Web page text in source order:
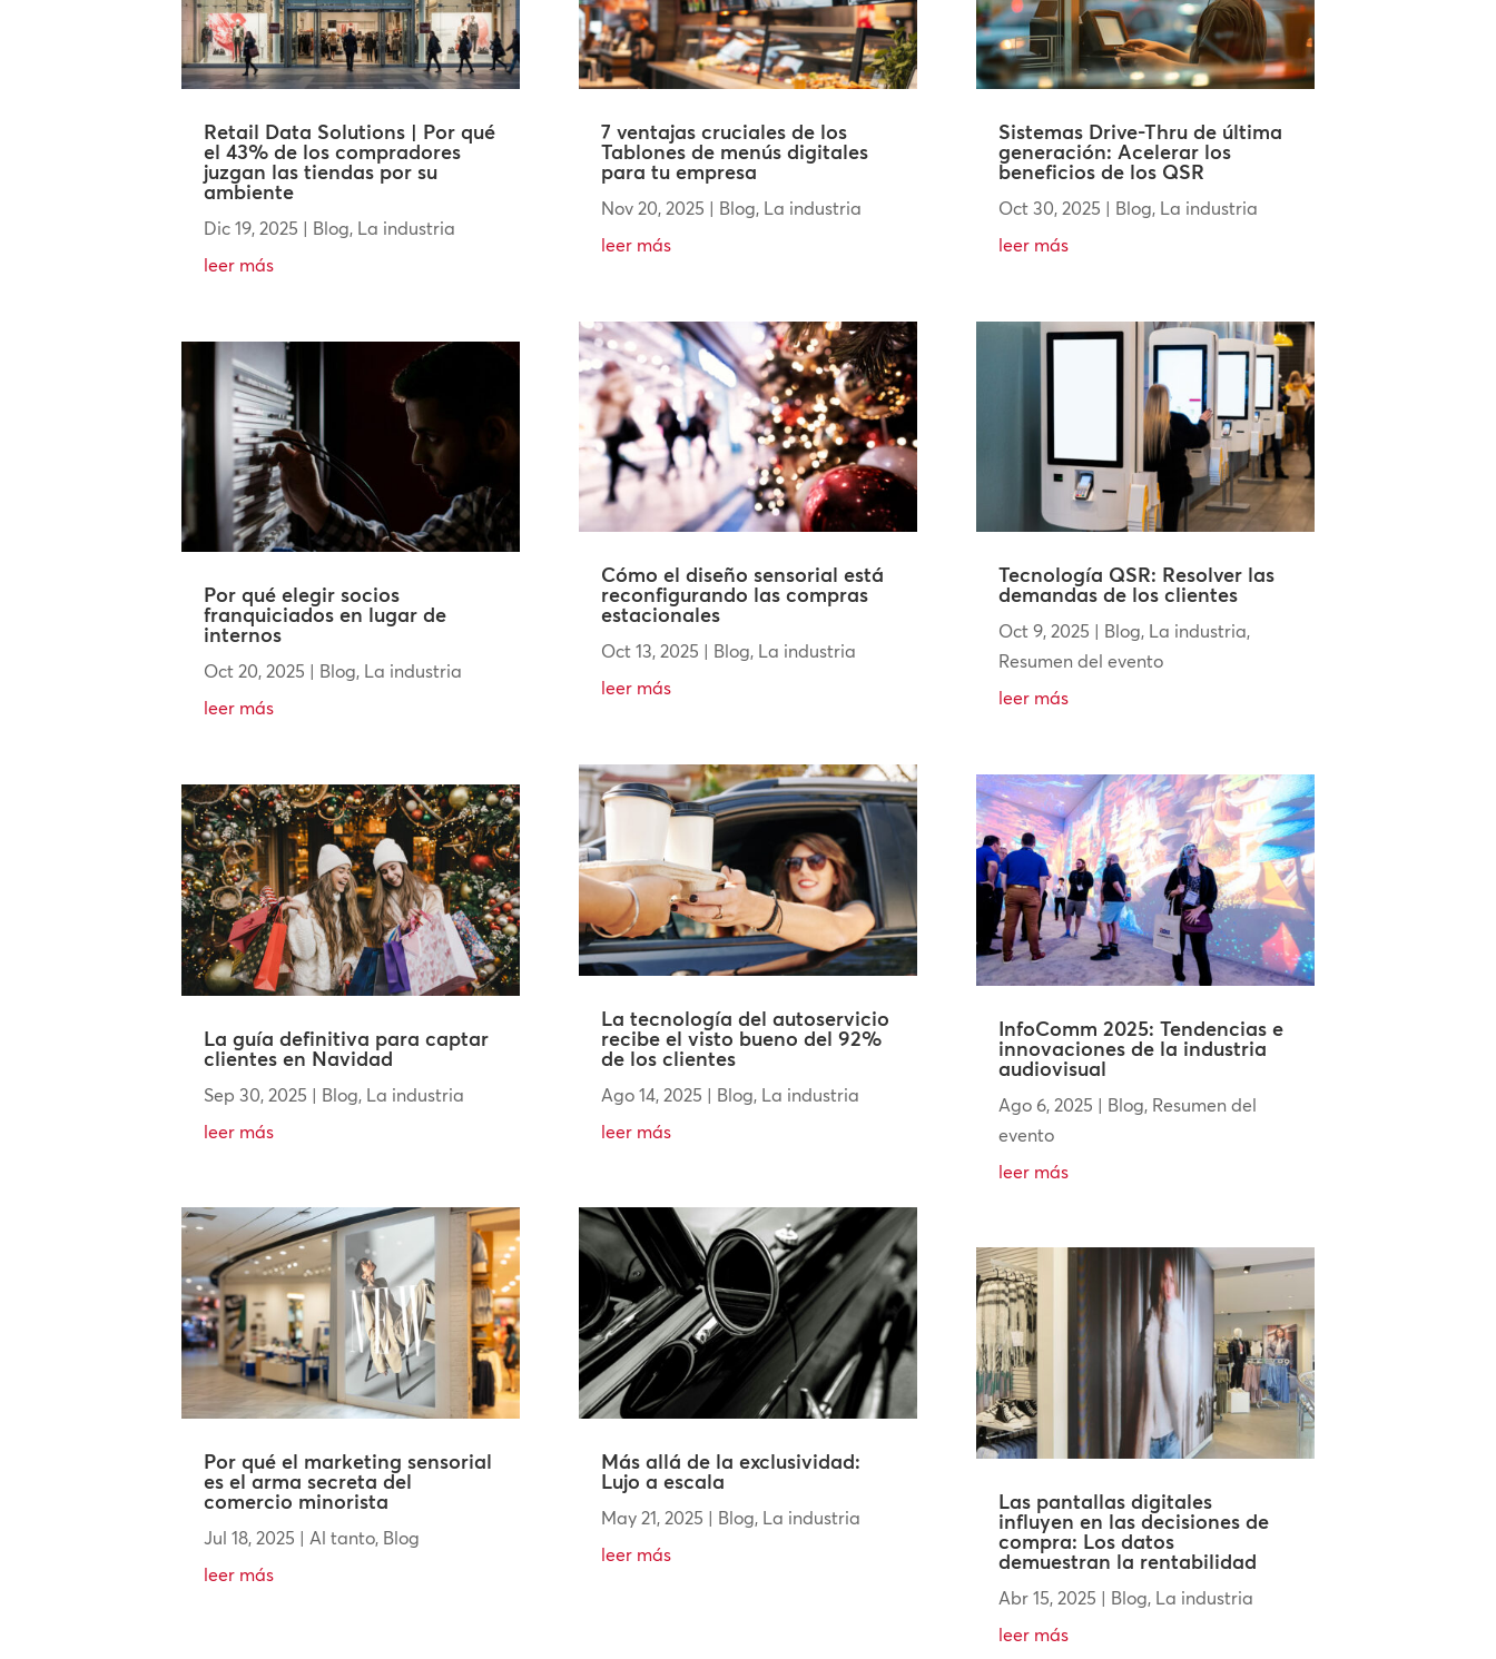
Retail Data Solutions | Por qué
el 43% de los compradores
juzgan las tiendas por su
ambiente
Dic 19, 2025 | Blog, La industria
leer más
Por qué elegir socios
franquiciados en lugar de
internos
Oct 20, 2025 | Blog, La industria
leer más
La guía definitiva para captar
clientes en Navidad
Sep 30, 2025 | Blog, La industria
leer más
Por qué el marketing sensorial
es el arma secreta del
comercio minorista
Jul 18, 2025 | Al tanto, Blog
leer más
7 ventajas cruciales de los
Tablones de menús digitales
para tu empresa
Nov 20, 2025 | Blog, La industria
leer más
Cómo el diseño sensorial está
reconfigurando las compras
estacionales
Oct 13, 2025 | Blog, La industria
leer más
La tecnología del autoservicio
recibe el visto bueno del 92%
de los clientes
Ago 14, 2025 | Blog, La industria
leer más
Más allá de la exclusividad:
Lujo a escala
May 21, 2025 | Blog, La industria
leer más
Sistemas Drive-Thru de última
generación: Acelerar los
beneficios de los QSR
Oct 30, 2025 | Blog, La industria
leer más
Tecnología QSR: Resolver las
demandas de los clientes
Oct 9, 2025 | Blog, La industria,
Resumen del evento
leer más
InfoComm 2025: Tendencias e
innovaciones de la industria
audiovisual
Ago 6, 2025 | Blog, Resumen del
evento
leer más
Las pantallas digitales
influyen en las decisiones de
compra: Los datos
demuestran la rentabilidad
Abr 15, 2025 | Blog, La industria
leer más